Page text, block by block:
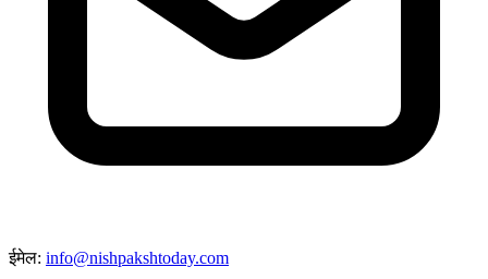
ईमेल: info@nishpakshtoday.com